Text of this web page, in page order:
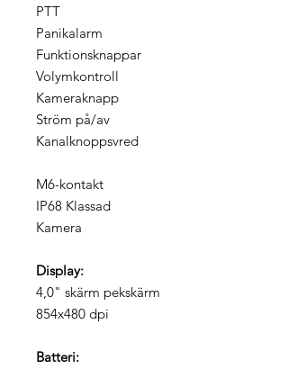
PTT
Panikalarm
Funktionsknappar
Volymkontroll
Kameraknapp
Ström på/av
Kanalknoppsvred
M6-kontakt
IP68 Klassad
Kamera
Display:
4,0" skärm pekskärm
854x480 dpi
Batteri: